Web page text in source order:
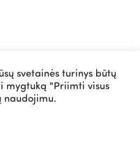
svetainės turinys būtų
mygtuką "Priimti visus
naudojimu.